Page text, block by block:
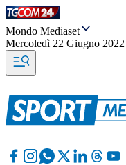
Mondo Mediaset
Mercoledì 22 Giugno 2022